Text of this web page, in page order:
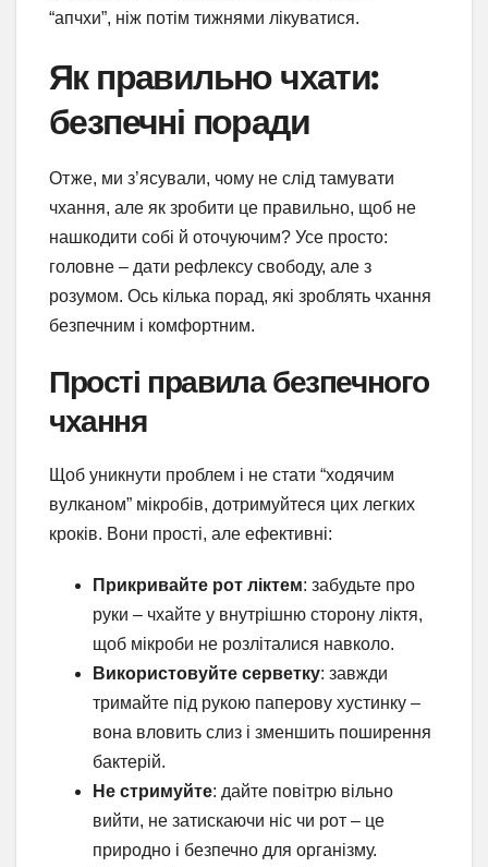
“апчхи”, ніж потім тижнями лікуватися.
Як правильно чхати:
безпечні поради
Отже, ми з’ясували, чому не слід тамувати
чхання, але як зробити це правильно, щоб не
нашкодити собі й оточуючим? Усе просто:
головне – дати рефлексу свободу, але з
розумом. Ось кілька порад, які зроблять чхання
безпечним і комфортним.
Прості правила безпечного
чхання
Щоб уникнути проблем і не стати “ходячим
вулканом” мікробів, дотримуйтеся цих легких
кроків. Вони прості, але ефективні:
Прикривайте рот ліктем: забудьте про
руки – чхайте у внутрішню сторону ліктя,
щоб мікроби не розліталися навколо.
Використовуйте серветку: завжди
тримайте під рукою паперову хустинку –
вона вловить слиз і зменшить поширення
бактерій.
Не стримуйте: дайте повітрю вільно
вийти, не затискаючи ніс чи рот – це
природно і безпечно для організму.